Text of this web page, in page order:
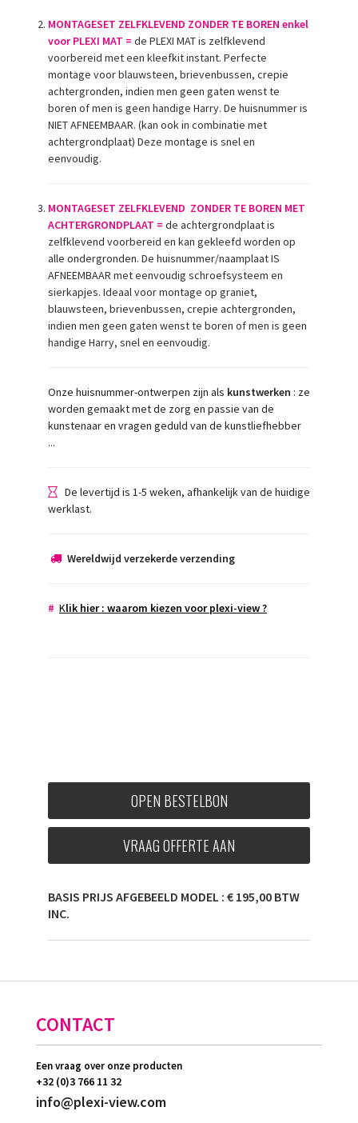
MONTAGESET ZELFKLEVEND ZONDER TE BOREN enkel
voor PLEXI MAT = de PLEXI MAT is zelfklevend
voorbereid met een kleefkit instant. Perfecte
montage voor blauwsteen, brievenbussen, crepie
achtergronden, indien men geen gaten wenst te
boren of men is geen handige Harry. De huisnummer is
NIET AFNEEMBAAR. (kan ook in combinatie met
achtergrondplaat) Deze montage is snel en
eenvoudig.
MONTAGESET ZELFKLEVEND ZONDER TE BOREN MET
ACHTERGRONDPLAAT = de achtergrondplaat is
zelfklevend voorbereid en kan gekleefd worden op
alle ondergronden. De huisnummer/naamplaat IS
AFNEEMBAAR met eenvoudig schroefsysteem en
sierkapjes. Ideaal voor montage op graniet,
blauwsteen, brievenbussen, crepie achtergronden,
indien men geen gaten wenst te boren of men is geen
handige Harry, snel en eenvoudig.
Onze huisnummer-ontwerpen zijn als kunstwerken : ze
worden gemaakt met de zorg en passie van de
kunstenaar en vragen geduld van de kunstliefhebber
...
De levertijd is 1-5 weken, afhankelijk van de huidige
werklast.
Wereldwijd verzekerde verzending
# Klik hier : waarom kiezen voor plexi-view ?
OPEN BESTELBON
VRAAG OFFERTE AAN
BASIS PRIJS AFGEBEELD MODEL : € 195,00 BTW
INC.
CONTACT
Een vraag over onze producten
+32 (0)3 766 11 32
info@plexi-view.com